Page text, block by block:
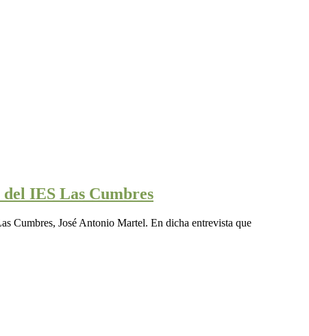
IES Las Cumbres
Cumbres, José Antonio Martel. En dicha entrevista que